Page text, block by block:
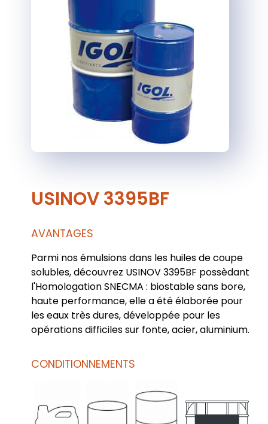
USINOV 3395BF
AVANTAGES
Parmi nos émulsions dans les huiles de coupe
solubles, découvrez USINOV 3395BF possèdant
l'Homologation SNECMA : biostable sans bore,
haute performance, elle a été élaborée pour
les eaux très dures, développée pour les
opérations difficiles sur fonte, acier, aluminium.
CONDITIONNEMENTS